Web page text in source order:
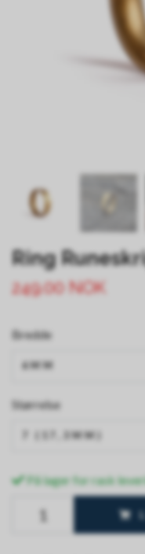
Ring
249.00 NOK
Bredde
6MM
Størrelse
7 (17,3MM)
På lager for rask